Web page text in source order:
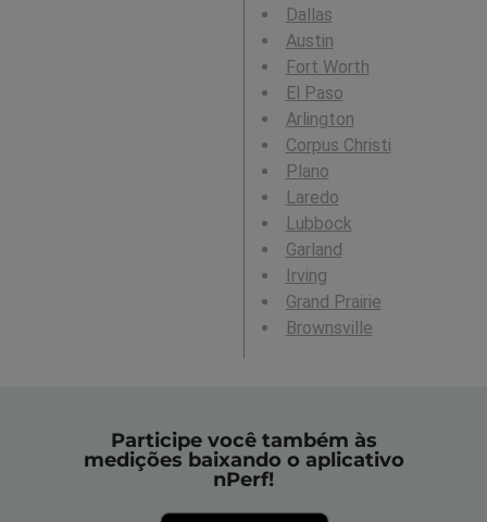
Dallas
Austin
Fort Worth
El Paso
Arlington
Corpus Christi
Plano
Laredo
Lubbock
Garland
Irving
Grand Prairie
Brownsville
Participe você também às
medições baixando o aplicativo
nPerf!